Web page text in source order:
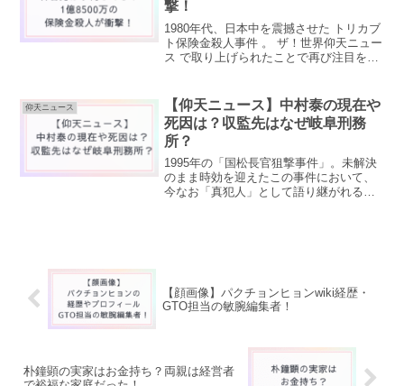
撃！
1980年代、日本中を震撼させた トリカブ
ト保険金殺人事件 。 ザ！世界仰天ニュー
ス で取り上げられたことで再び注目を集
人？」「事件が怖すぎる」などの検索が
急増しています。...
仰天ニュース
【仰天ニュース】中村泰の現在や
死因は？収監先はなぜ岐阜刑務
所？
1995年の「国松長官狙撃事件」。未解決
のまま時効を迎えたこの事件において、
今なお「真犯人」として語り継がれるの
【顔画像】パクチョンヒョンwiki経歴・
GTO担当の敏腕編集者！
朴鐘顕の実家はお金持ち？両親は経営者